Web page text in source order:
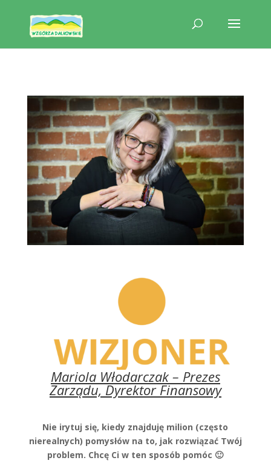
Mariola Włodarczak – Prezes
Zarządu, Dyrektor Finansowy
Nie irytuj się, kiedy znajduję milion (często
nierealnych) pomysłów na to, jak rozwiązać Twój
problem. Chcę Ci w ten sposób pomóc 🙂